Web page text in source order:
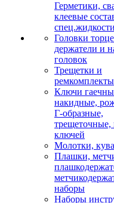
Герметики,
клеевые
спец.жидкости
Головки
держатели и
головок
Трещетки и
ремкомплекты
Ключи
накидные,
Г-образные,
трещеточные,
ключей
Молотки,
Плашки,
наборы
Наборы